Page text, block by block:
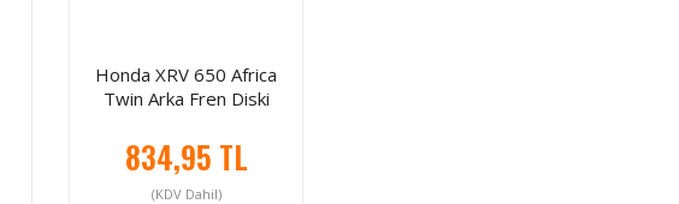
Honda XRV 650 Africa
Twin Arka Fren Diski
834,95 TL
(KDV Dahil)